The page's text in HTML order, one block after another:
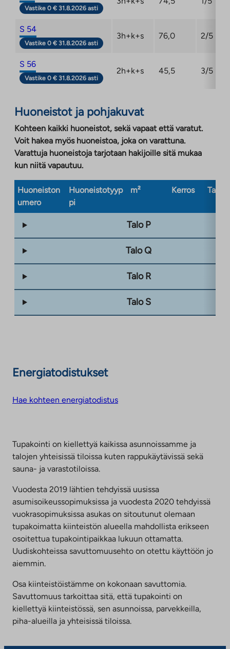
Vastike 0 € 31.8.2026 asti
S 54
Vastike 0 € 31.8.2026 asti
3h+k+s 76,0 2/5
S 56
Vastike 0 € 31.8.2026 asti
2h+k+s 45,5 3/5
Huoneistot ja pohjakuvat
Kohteen kaikki huoneistot, sekä vapaat että varatut.
Voit hakea myös huoneistoa, joka on varattuna.
Varattuja huoneistoja tarjotaan hakijoille sitä mukaa
kun niitä vapautuu.
Huoneiston
umero
Huoneistotyyp
pi
m² Kerros
Talo P
Talo Q
Talo R
Talo S
Energiatodistukset
Hae kohteen energiatodistus
Tupakointi on kiellettyä kaikissa asunnoissamme ja
talojen yhteisissä tiloissa kuten rappukäytävissä sekä
sauna- ja varastotiloissa.
Vuodesta 2019 lähtien tehdyissä uusissa
asumisoikeussopimuksissa ja vuodesta 2020 tehdyissä
vuokrasopimuksissa asukas on sitoutunut olemaan
tupakoimatta kiinteistön alueella mahdollista erikseen
osoitettua tupakointipaikkaa lukuun ottamatta.
Uudiskohteissa savuttomuusehto on otettu käyttöön jo
aiemmin.
Osa kiinteistöistämme on kokonaan savuttomia.
Savuttomuus tarkoittaa sitä, että tupakointi on
kiellettyä kiinteistössä, sen asunnoissa, parvekkeilla,
piha-alueilla ja yhteisissä tiloissa.